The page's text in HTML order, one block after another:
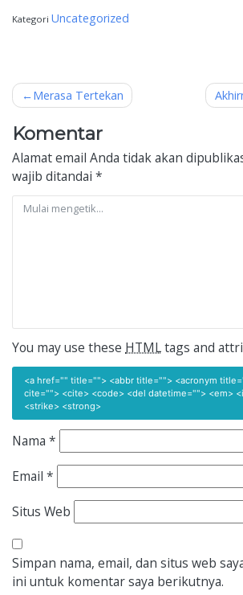
Kategori Uncategorized
Navigasi
Merasa Tertekan
Komentar
Alamat email Anda tidak akan
wajib ditandai *
You may use these HTMLtags and
<a href="" title=""> <abbr title=""> <acronym
cite=""> <cite> <code> <del datetime=""> <em>
<strike> <strong>
Nama *
Email *
Situs Web
Simpan nama, email, dan situs web
ini untuk komentar saya berikutnya.